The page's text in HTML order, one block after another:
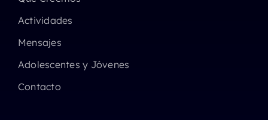
Actividades
Mensajes
Adolescentes y Jóvenes
Contacto